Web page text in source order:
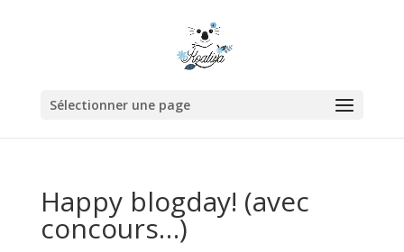
Sélectionner une page
Happy blogday! (avec
concours…)